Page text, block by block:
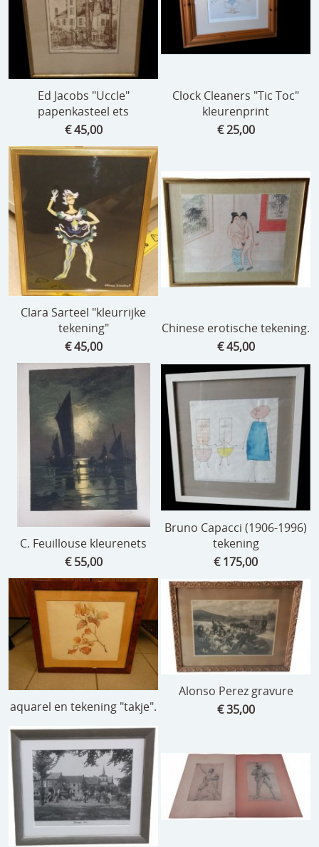
Ed Jacobs "Uccle"
papenkasteel ets
€ 45,00
Clock Cleaners "Tic Toc"
kleurenprint
€ 25,00
Clara Sarteel "kleurrijke
tekening"
€ 45,00
Chinese erotische tekening.
€ 45,00
C. Feuillouse kleurenets
€ 55,00
Bruno Capacci (1906-1996)
tekening
€ 175,00
aquarel en tekening "takje".
Alonso Perez gravure
€ 35,00